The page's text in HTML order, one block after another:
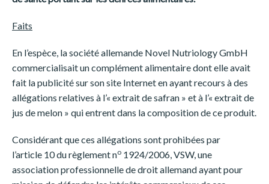
Faits
En l’espèce, la société allemande Novel Nutriology GmbH
commercialisait un complément alimentaire dont elle avait
fait la publicité sur son site Internet en ayant recours à des
allégations relatives à l’« extrait de safran » et à l’« extrait de
jus de melon » qui entrent dans la composition de ce produit.
Considérant que ces allégations sont prohibées par
l’article 10 du règlement no 1924/2006, VSW, une
association professionnelle de droit allemand ayant pour